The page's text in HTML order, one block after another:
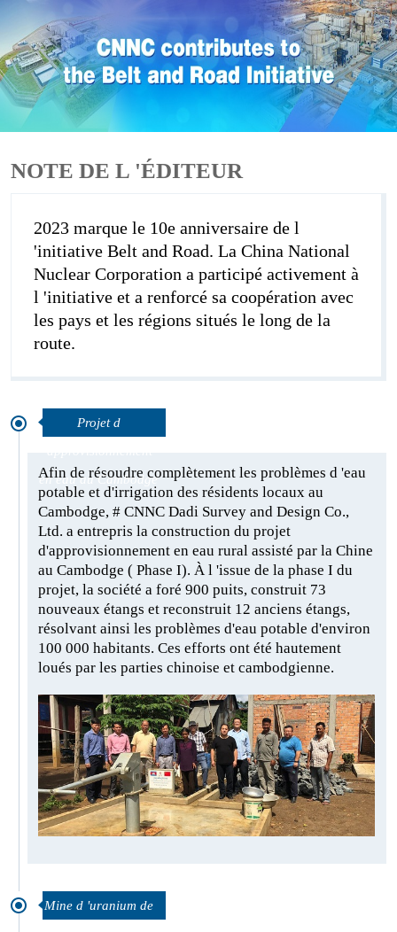
NOTE DE L 'ÉDITEUR
2023 marque le 10e anniversaire de l
'initiative Belt and Road. La China National
Nuclear Corporation a participé activement à
l 'initiative et a renforcé sa coopération avec
les pays et les régions situés le long de la
route.
Projet d
en eau au Cambodge
Afin de résoudre complètement les problèmes d 'eau
potable et d'irrigation des résidents locaux au
Cambodge, # CNNC Dadi Survey and Design Co.,
Ltd. a entrepris la construction du projet
d'approvisionnement en eau rural assisté par la Chine
au Cambodge ( Phase I). À l 'issue de la phase I du
projet, la société a foré 900 puits, construit 73
nouveaux étangs et reconstruit 12 anciens étangs,
résolvant ainsi les problèmes d'eau potable d'environ
100 000 habitants. Ces efforts ont été hautement
loués par les parties chinoise et cambodgienne.
Mine d 'uranium de